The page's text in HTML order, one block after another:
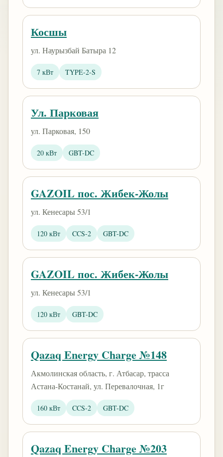
Косшы
ул. Наурызбай Батыра 12
7 кВт TYPE-2-S
Ул. Парковая
ул. Парковая, 150
20 кВт GBT-DC
GAZOIL пос. Жибек-Жолы
ул. Кенесары 53/1
120 кВт CCS-2 GBT-DC
GAZOIL пос. Жибек-Жолы
ул. Кенесары 53/1
120 кВт GBT-DC
Qazaq Energy Charge №148
Акмолинская область, г. Атбасар, трасса
Астана-Костанай, ул. Перевалочная, 1г
160 кВт CCS-2 GBT-DC
Qazaq Energy Charge №203